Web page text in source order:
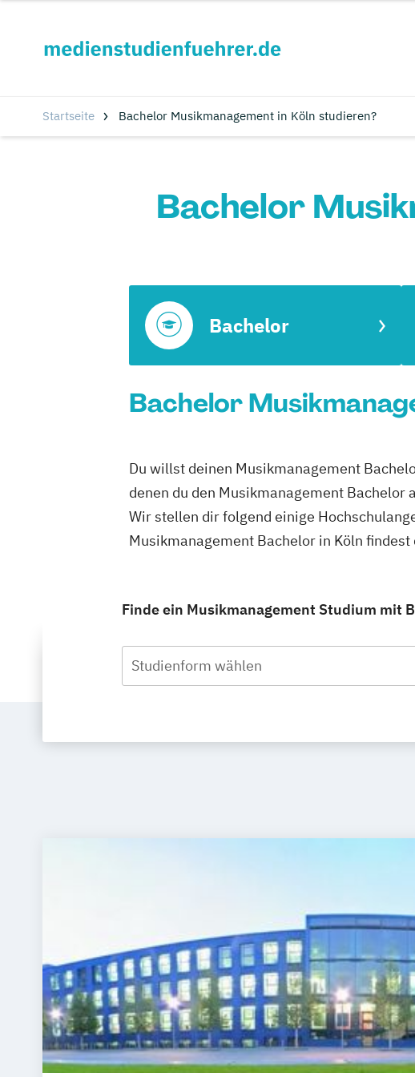
Startseite Bachelor Musikmanagement in Köln studieren?
Bachelor
Bachelor
Bachelor
Du willst deinen Musikmanagement
denen du den Musikmanagement Bachelor
Wir stellen dir folgend einige
Musikmanagement Bachelor in Köln
Finde ein Musikmanagement Studium mit
Studienform wählen